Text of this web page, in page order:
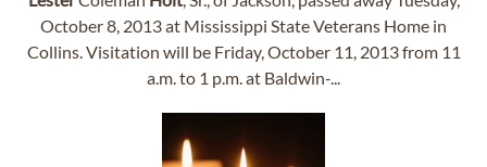
October 8, 2013 at Mississippi State Veterans Home in
Collins. Visitation will be Friday, October 11, 2013 from 11
a.m. to 1 p.m. at Baldwin-...